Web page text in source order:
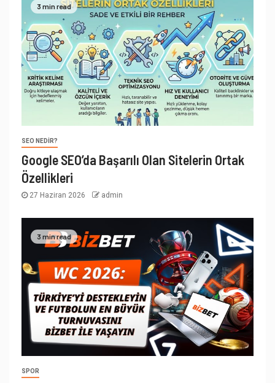
3 min read
SEO NEDIR?
Google SEO’da Başarılı Olan Sitelerin Ortak
Özellikleri
27 Haziran 2026 admin
3 min read
SPOR